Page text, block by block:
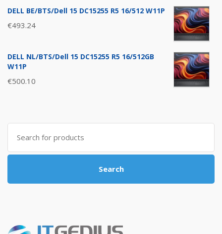
DELL BE/BTS/Dell 15 DC15255 R5 16/512 W11P
€493.24
DELL NL/BTS/Dell 15 DC15255 R5 16/512GB
W11P
€500.10
Search
for:
Search